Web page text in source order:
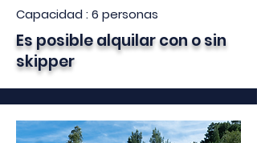
Capacidad : 6 personas
Es posible alquilar con o sin
skipper